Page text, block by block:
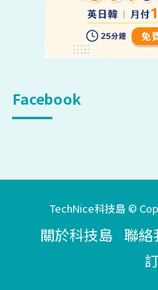
Facebook
TechNice科技島 ©
關於科技島 聯絡